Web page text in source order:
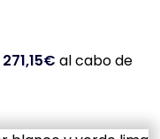
271,15€ al cabo de